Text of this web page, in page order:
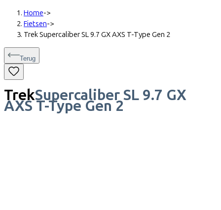
Home->
Fietsen->
Trek Supercaliber SL 9.7 GX AXS T-Type Gen 2
Terug
TrekSupercaliber SL 9.7 GX
AXS T-Type Gen 2